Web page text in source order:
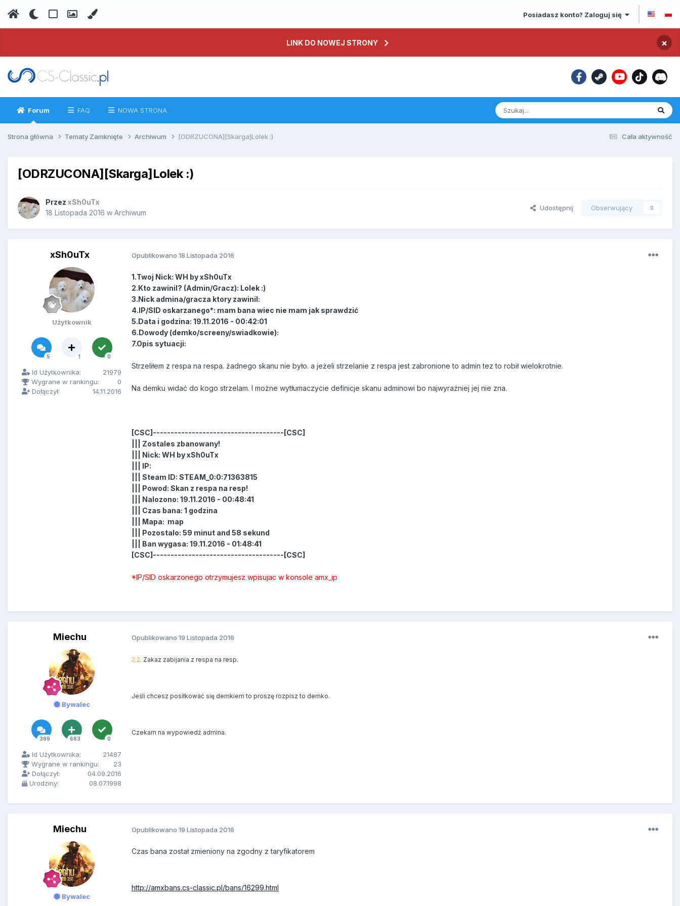
Posiadasz konto? Zaloguj się
LINK DO NOWEJ STRONY ×
Forum FAQ NOWA STRONA
Cała aktywność
Strona główna Tematy Zamknięte Archiwum [ODRZUCONA][Skarga]Lolek :)
[ODRZUCONA][Skarga]Lolek :)
Przez xSh0uTx
18 Listopada 2016 w Archiwum
Udostępnij Obserwujący 0
xSh0uTx
Użytkownik
5 1 0
Id Użytkownika:
21979
Wygrane w rankingu:
0
Dołączył:
14.11.2016
Opublikowano 18 Listopada 2016
1.Twoj Nick: WH by xSh0uTx
2.Kto zawinil? (Admin/Gracz): Lolek :)
3.Nick admina/gracza ktory zawinil:
4.IP/SID oskarzanego*: mam bana wiec nie mam jak sprawdzić
5.Data i godzina: 19.11.2016 - 00:42:01
6.Dowody (demko/screeny/swiadkowie):
7.Opis sytuacji:
Strzeliłem z respa na respa. żadnego skanu nie było. a jeżeli strzelanie z respa jest zabronione to admin tez to robił wielokrotnie.
Na demku widać do kogo strzelam. I możne wytłumaczycie definicje skanu adminowi bo najwyraźniej jej nie zna.
[CSC]-------------------------------------[CSC]
||| Zostales zbanowany!
||| Nick: WH by xSh0uTx
||| IP:
||| Steam ID: STEAM_0:0:71363815
||| Powod: Skan z respa na resp!
||| Nalozono: 19.11.2016 - 00:48:41
||| Czas bana: 1 godzina
||| Mapa: map
||| Pozostalo: 59 minut and 58 sekund
||| Ban wygasa: 19.11.2016 - 01:48:41
[CSC]-------------------------------------[CSC]
*IP/SID oskarzonego otrzymujesz wpisujac w konsole amx_ip
Miechu
Bywalec
399 683 0
Id Użytkownika:
21487
Wygrane w rankingu:
23
Dołączył:
04.09.2016
Urodziny:
08.07.1998
Opublikowano 19 Listopada 2016
2.2. Zakaz zabijania z respa na resp.
Jeśli chcesz posiłkować się demkiem to proszę rozpisz to demko.
Czekam na wypowiedź admina.
Miechu
Bywalec
Opublikowano 19 Listopada 2016
Czas bana został zmieniony na zgodny z taryfikatorem
http://amxbans.cs-classic.pl/bans/16299.html